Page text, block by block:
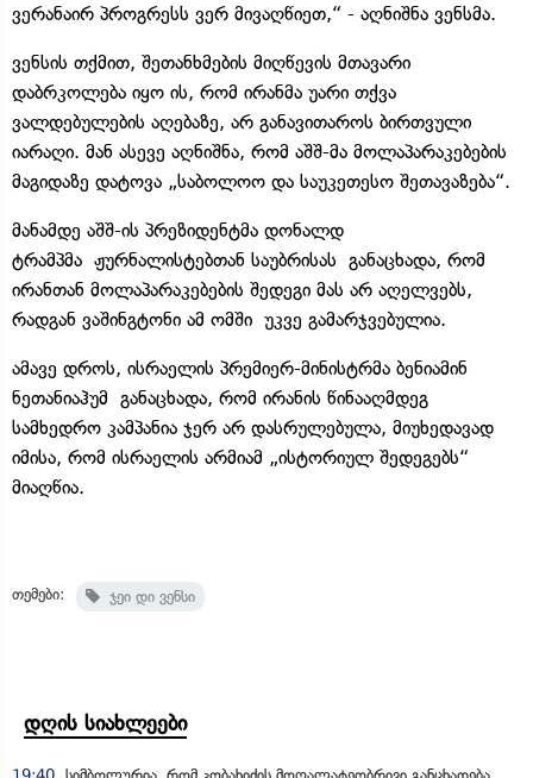
ვერანაირ პროგრესს ვერ მივაღწიეთ,“ - აღნიშნა ვენსმა.
ვენსის თქმით, შეთანხმების მიღწევის მთავარი
დაბრკოლება იყო ის, რომ ირანმა უარი თქვა
ვალდებულების აღებაზე, არ განავითაროს ბირთვული
იარაღი. მან ასევე აღნიშნა, რომ აშშ-მა მოლაპარაკებების
მაგიდაზე დატოვა „საბოლოო და საუკეთესო შეთავაზება“.
მანამდე აშშ-ის პრეზიდენტმა დონალდ
ტრამპმა ჟურნალისტებთან საუბრისას განაცხადა, რომ
ირანთან მოლაპარაკებების შედეგი მას არ აღელვებს,
რადგან ვაშინგტონი ამ ომში უკვე გამარჯვებულია.
ამავე დროს, ისრაელის პრემიერ-მინისტრმა ბენიამინ
ნეთანიაჰუმ განაცხადა, რომ ირანის წინააღმდეგ
სამხედრო კამპანია ჯერ არ დასრულებულა, მიუხედავად
იმისა, რომ ისრაელის არმიამ „ისტორიულ შედეგებს“
მიაღწია.
თემები: ჯეი დი ვენსი
დღის სიახლეები